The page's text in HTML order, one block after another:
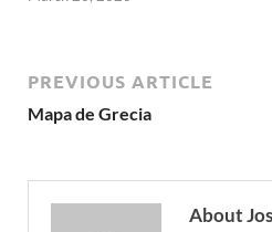
PREVIOUS ARTICLE
Mapa de Grecia
About